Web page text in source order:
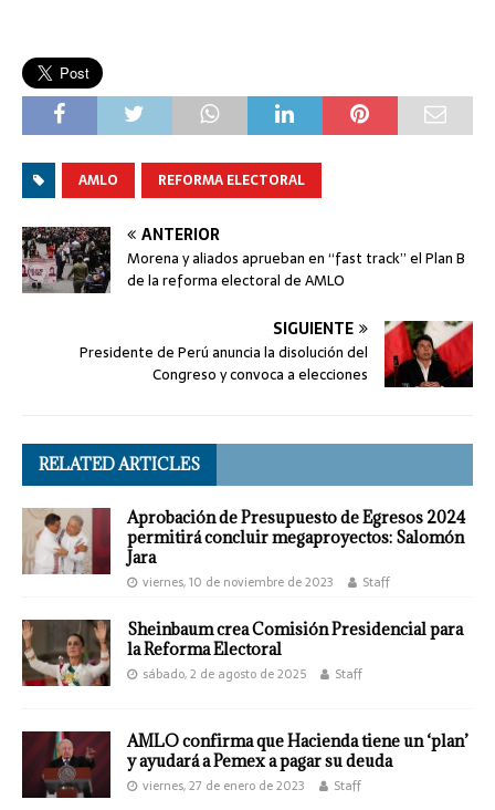
AMLO REFORMA ELECTORAL
ANTERIOR
Morena y aliados aprueban en “fast track” el Plan B
de la reforma electoral de AMLO
SIGUIENTE
Presidente de Perú anuncia la disolución del
Congreso y convoca a elecciones
RELATED ARTICLES
Aprobación de Presupuesto de Egresos 2024
permitirá concluir megaproyectos: Salomón
Jara
viernes, 10 de noviembre de 2023 Staff
Sheinbaum crea Comisión Presidencial para
la Reforma Electoral
sábado, 2 de agosto de 2025 Staff
AMLO confirma que Hacienda tiene un ‘plan’
y ayudará a Pemex a pagar su deuda
viernes, 27 de enero de 2023 Staff